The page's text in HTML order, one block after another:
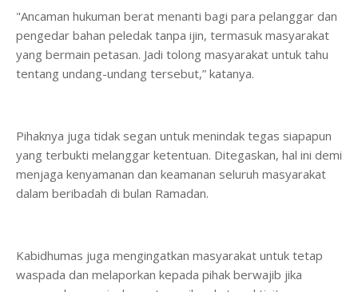
"Ancaman hukuman berat menanti bagi para pelanggar dan
pengedar bahan peledak tanpa ijin, termasuk masyarakat
yang bermain petasan. Jadi tolong masyarakat untuk tahu
tentang undang-undang tersebut,” katanya.
Pihaknya juga tidak segan untuk menindak tegas siapapun
yang terbukti melanggar ketentuan. Ditegaskan, hal ini demi
menjaga kenyamanan dan keamanan seluruh masyarakat
dalam beribadah di bulan Ramadan.
Kabidhumas juga mengingatkan masyarakat untuk tetap
waspada dan melaporkan kepada pihak berwajib jika